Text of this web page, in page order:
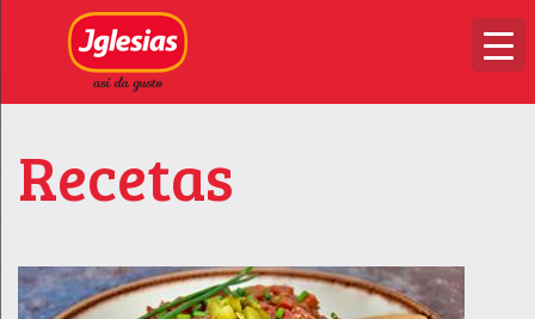
Recetas